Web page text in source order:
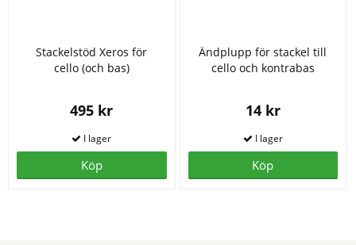
Stackelstöd Xeros för
cello (och bas)
495 kr
Köp
Ändplupp för stackel till
cello och kontrabas
14 kr
Köp